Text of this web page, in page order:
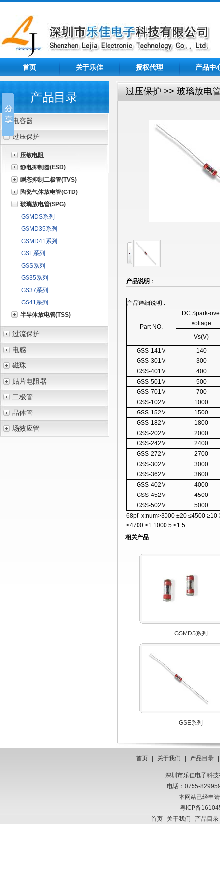
首页 关于乐佳 授权代理 产品中
产品目录
电容器
过压保护
压敏电阻
静电抑制器(ESD)
瞬态抑制二极管(TVS)
陶瓷气体放电管(GTD)
玻璃放电管(SPG)
GSMDS系列
GSMD35系列
GSMD41系列
GSE系列
GSS系列
GS35系列
GS37系列
GS41系列
半导体放电管(TSS)
过流保护
电感
磁珠
贴片电阻器
二极管
晶体管
场效应管
过压保护 >> 玻璃放电
产品说明 ：
产品详细说明 :
Part NO.
DC Spark-
voltage
Vs(V)
GSS-141M
140
GSS-301M
300
GSS-401M
400
GSS-501M
500
GSS-701M
700
GSS-102M
1000
GSS-152M
1500
GSS-182M
1800
GSS-202M
2000
GSS-242M
2400
GSS-272M
2700
GSS-302M
3000
GSS-362M
3600
GSS-402M
4000
GSS-452M
4500
GSS-502M
5000
68pt´ x:num>3000 ±20 ≤4500
≤4700 ≥1 1000 5 ≤1.5
相关产品
GSMDS系列
GSE系列
首页 关于我们 产品目录
深圳市乐佳电子科
电话：0755-
本网站已经申
粤ICP备
首页
关于我们 产品目录